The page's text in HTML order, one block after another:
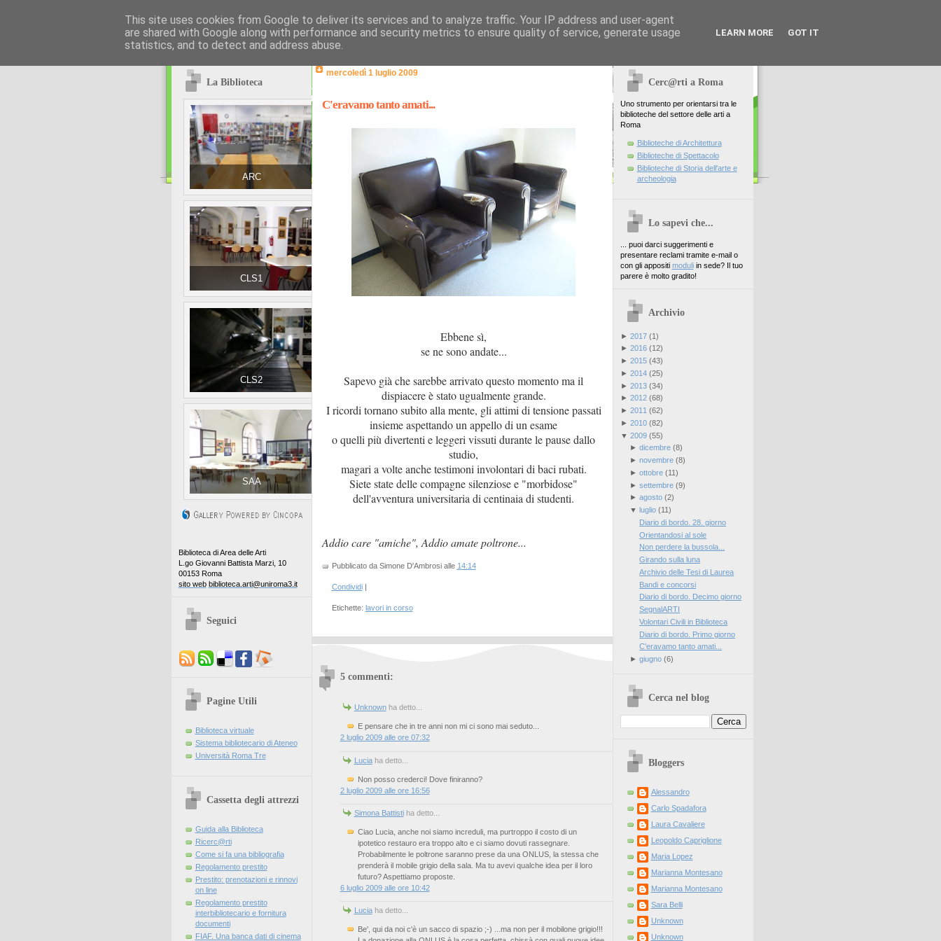
La Biblioteca
ARC
CLS1
CLS2
SAA
Biblioteca di Area delle Arti
L.go Giovanni Battista Marzi, 10
00153 Roma
sito web biblioteca.arti@uniroma3.it
Seguici
Pagine Utili
Biblioteca virtuale
Sistema bibliotecario di Ateneo
Università Roma Tre
Cassetta degli attrezzi
Guida alla Biblioteca
Ricerc@rti
Come si fa una bibliografia
Regolamento prestito
Prestito: prenotazioni e rinnovi
on line
Regolamento prestito
interbibliotecario e fornitura
documenti
FIAF. Una banca dati di cinema
mercoledì 1 luglio 2009
C'eravamo tanto amati...
Ebbene sì,
se ne sono andate...
Sapevo già che sarebbe arrivato questo momento ma il
dispiacere è stato ugualmente grande.
I ricordi tornano subito alla mente, gli attimi di tensione passati
insieme aspettando un appello di un esame
o quelli più divertenti e leggeri vissuti durante le pause dallo
studio,
magari a volte anche testimoni involontari di baci rubati.
Siete state delle compagne silenziose e "morbidose"
dell'avventura universitaria di centinaia di studenti.
Addio care "amiche", Addio amate poltrone...
Pubblicato da Simone D'Ambrosi alle 14:14
Condividi |
Etichette: lavori in corso
5 commenti:
Unknownha detto...
E pensare che in tre anni non mi ci sono mai seduto...
2 luglio 2009 alle ore 07:32
Luciaha detto...
Non posso crederci! Dove finiranno?
2 luglio 2009 alle ore 16:56
Simona Battistiha detto...
Ciao Lucia, anche noi siamo increduli, ma purtroppo il costo di un
ipotetico restauro era troppo alto e ci siamo dovuti rassegnare.
Probabilmente le poltrone saranno prese da una ONLUS, la stessa che
prenderà il mobile grigio della sala. Ma tu avevi qualche idea per il loro
futuro? Aspettiamo proposte.
6 luglio 2009 alle ore 10:42
Luciaha detto...
Be', qui da noi c'è un sacco di spazio ;-) ...ma non per il mobilone grigio!!!
Cerc@rti a Roma
Uno strumento per orientarsi tra le
biblioteche del settore delle arti a
Roma
Biblioteche di Architettura
Biblioteche di Spettacolo
Biblioteche di Storia dell'arte e
archeologia
Lo sapevi che...
... puoi darci suggerimenti e
presentare reclami tramite e-mail o
con gli appositi moduliin sede? Il tuo
parere è molto gradito!
Archivio
► 2017(1)
► 2016(12)
► 2015(43)
► 2014(25)
► 2013(34)
► 2012(68)
► 2011 (62)
► 2010(82)
▼ 2009(55)
► dicembre(8)
► novembre(8)
► ottobre(11)
► settembre(9)
► agosto(2)
▼ luglio(11)
Diario di bordo. 28. giorno
Orientandosi al sole
Non perdere la bussola...
Girando sulla luna
Archivio delle Tesi di Laurea
Bandi e concorsi
Diario di bordo. Decimo giorno
SegnalARTI
Volontari Civili in Biblioteca
Diario di bordo. Primo giorno
C'eravamo tanto amati...
► giugno(6)
Cerca nel blog
Bloggers
Alessandro
Carlo Spadafora
Laura Cavaliere
Leopoldo Capriglione
Maria Lopez
Marianna Montesano
Marianna Montesano
Sara Belli
Unknown
Unknown
This site uses cookies from Google to deliver its services and to analyze traffic. Your IP address and user-agent
are shared with Google along with performance and security metrics to ensure quality of service, generate usage
statistics, and to detect and address abuse.
LEARN MORE GOT IT